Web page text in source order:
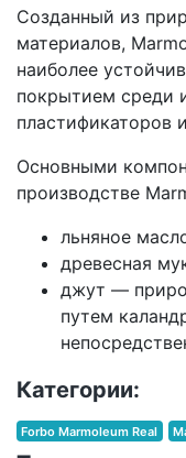
Созданный из
материалов,
наиболее
покрытием среди
пластификаторов
Основными
производстве
льняное
древесная
джут —
путем
Категории:
Forbo Marmoleum Real